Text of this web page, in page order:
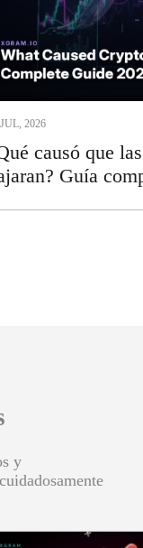
2026
causó que
Guía
y